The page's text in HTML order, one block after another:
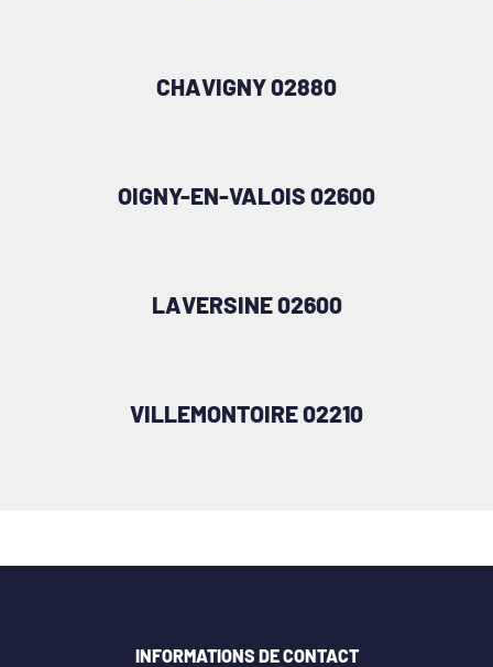
CHAVIGNY 02880
OIGNY-EN-VALOIS 02600
LAVERSINE 02600
VILLEMONTOIRE 02210
INFORMATIONS DE CONTACT